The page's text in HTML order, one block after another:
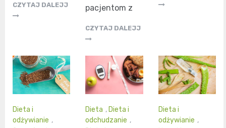
CZYTAJ DALEJJ
pacjentom z
CZYTAJ DALEJJ
Dieta i
odżywianie ,
Dieta , Dieta i
odchudzanie ,
Dieta i
odżywianie ,